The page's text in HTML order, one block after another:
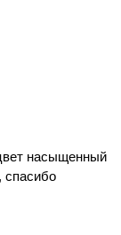
насыщенный
спасибо